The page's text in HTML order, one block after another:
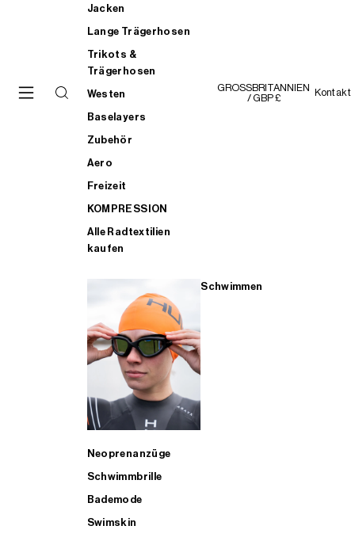
Jacken
Lange Trägerhosen
Trikots &
Trägerhosen
Westen
Baselayers
Zubehör
Aero
Freizeit
KOMPRESSION
Alle Radtextilien
kaufen
Schwimmen
Neoprenanzüge
Schwimmbrille
Bademode
Swimskin
GROSSBRITANNIEN
/ GBP £
Kontakt